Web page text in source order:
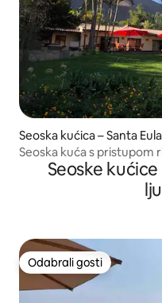
Seoska kućica – Santa
Seoska kuća s pristupom
Seoske
Odabrali gosti
Odabrali gosti